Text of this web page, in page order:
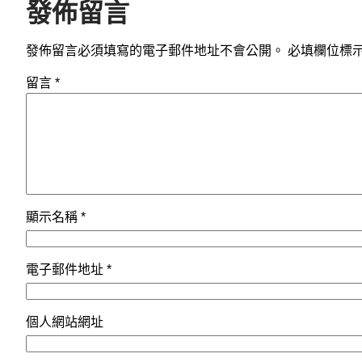
發佈留言
發佈留言必須填寫的電子郵件地址不會公開。 必填欄位標
留言 *
顯示名稱 *
電子郵件地址 *
個人網站網址